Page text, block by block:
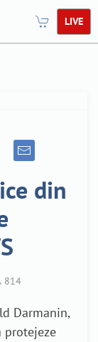
LIVE
din
814
Darmanin,
protejeze